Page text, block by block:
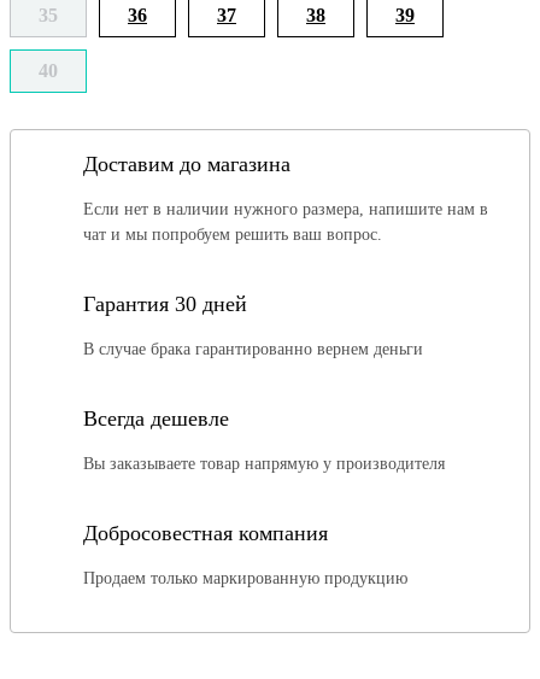
35 36 37 38 39
40
Доставим до магазина
Если нет в наличии нужного размера, напишите нам в
чат и мы попробуем решить ваш вопрос.
Гарантия 30 дней
В случае брака гарантированно вернем деньги
Всегда дешевле
Вы заказываете товар напрямую у производителя
Добросовестная компания
Продаем только маркированную продукцию